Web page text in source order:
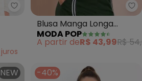
Essendi - Blusa Feminina em
juros
Blusa Manga Longa
Detalhe Amarração (Off-
White)
MODA POP
A partir deR$ 43,99R$
NEW -40%